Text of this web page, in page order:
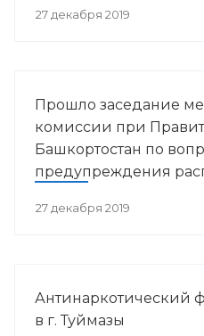
27 декабря 2019
Прошло заседание
комиссии при
Башкортостан по
предупреждения
27 декабря 2019
Антинаркотический
в г. Туймазы